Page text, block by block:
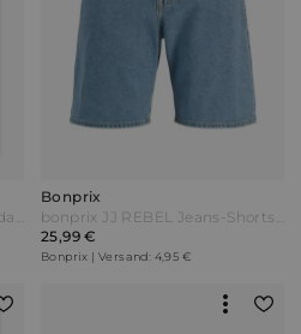
bonprix Sweat-Jeans-Bermuda Relaxed Fit Schwarz
Bonprix
bonprix JJ REBEL Jeans-Shorts Mid Waist Blau
25,99 €
Bonprix | Versand: 4,95 €